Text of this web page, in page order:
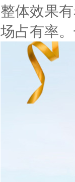
整体效果
场占有率